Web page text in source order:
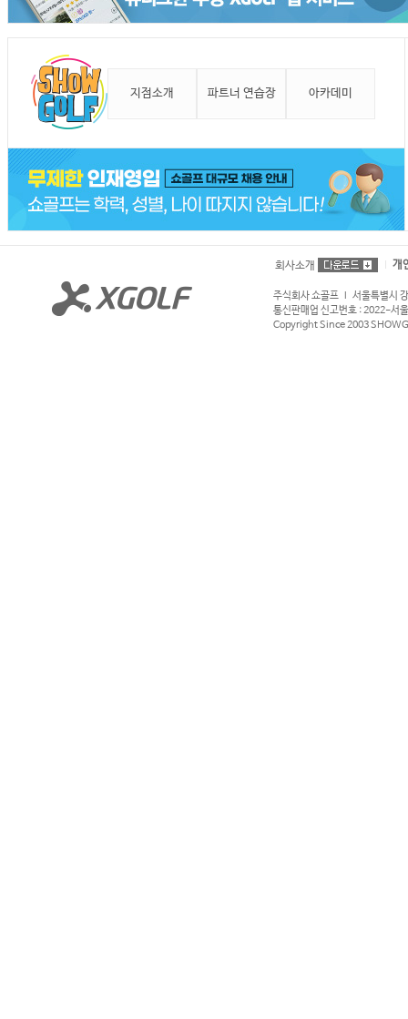
지점소개 파트너 연습장 아카데미
회사소개 개
주식회사 쇼골프 l 서울특별시
통신판매업 신고번호 : 2022-
Copyright Since 2003